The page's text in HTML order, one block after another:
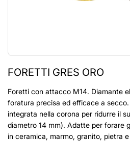
FORETTI GRES ORO
Foretti con attacco M14. Diamante
foratura precisa ed efficace a
integrata nella corona per ridurre il
diametro 14 mm). Adatte per forare
in ceramica, marmo, granito, pietra